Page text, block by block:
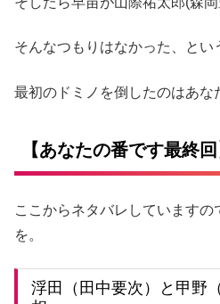
そんなつもりはなかった、とい
最初のドミノを倒したのはあな
【あなたの番です最終
ここからネタバレしています
を。
浮田（田中要次）と甲野